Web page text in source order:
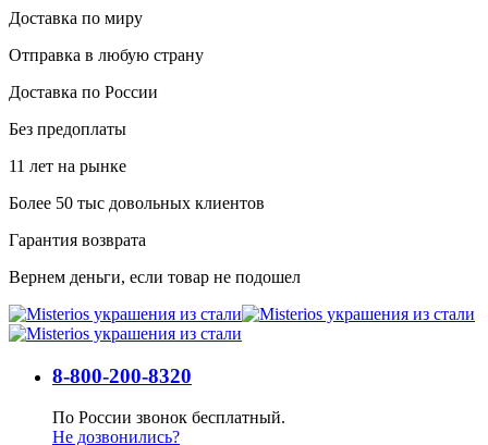
Доставка по миру
Отправка в любую страну
Доставка по России
Без предоплаты
11 лет на рынке
Более 50 тыс довольных клиентов
Гарантия возврата
Вернем деньги, если товар не подошел
8-800-200-8320
По России звонок бесплатный.
Не дозвонились?